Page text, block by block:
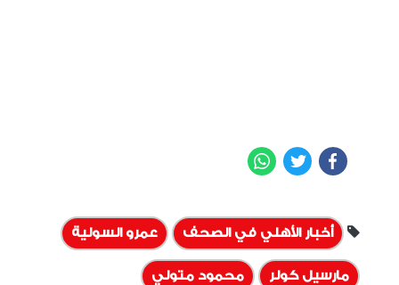
Facebook
Twitter
أخبار الأهلي في الصحف عمرو السولية
مارسيل كولر محمود متولي